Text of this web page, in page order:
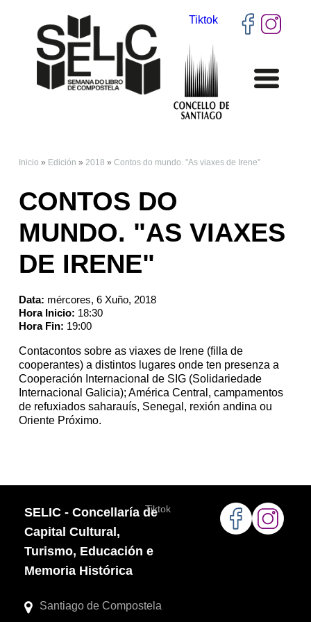
Tiktok
Inicio » Edición »2018 »Contos do mundo. "As viaxes de Irene"
CONTOS DO
MUNDO. "AS VIAXES
DE IRENE"
Data: mércores, 6 Xuño, 2018
Hora Inicio: 18:30
Hora Fin: 19:00
Contacontos sobre as viaxes de Irene (filla de
cooperantes) a distintos lugares onde ten presenza a
Cooperación Internacional de SIG (Solidariedade
Internacional Galicia); América Central, campamentos
de refuxiados saharauís, Senegal, rexión andina ou
Oriente Próximo.
SELIC - Concellaría de
Capital Cultural,
Turismo, Educación e
Memoria Histórica
Tiktok
Santiago de Compostela